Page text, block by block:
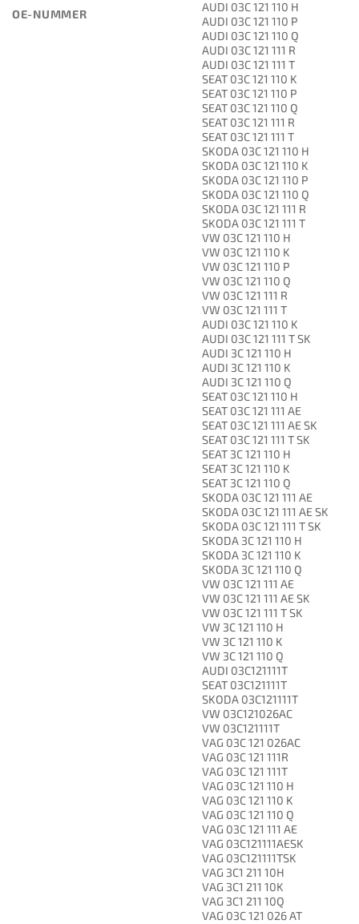
OE-NUMMER
AUDI 03C 121 110 H
AUDI 03C 121 110 P
AUDI 03C 121 110 Q
AUDI 03C 121 111 R
AUDI 03C 121 111 T
SEAT 03C 121 110 K
SEAT 03C 121 110 P
SEAT 03C 121 110 Q
SEAT 03C 121 111 R
SEAT 03C 121 111 T
SKODA 03C 121 110 H
SKODA 03C 121 110 K
SKODA 03C 121 110 P
SKODA 03C 121 110 Q
SKODA 03C 121 111 R
SKODA 03C 121 111 T
VW 03C 121 110 H
VW 03C 121 110 K
VW 03C 121 110 P
VW 03C 121 110 Q
VW 03C 121 111 R
VW 03C 121 111 T
AUDI 03C 121 110 K
AUDI 03C 121 111 T SK
AUDI 3C 121 110 H
AUDI 3C 121 110 K
AUDI 3C 121 110 Q
SEAT 03C 121 110 H
SEAT 03C 121 111 AE
SEAT 03C 121 111 AE SK
SEAT 03C 121 111 T SK
SEAT 3C 121 110 H
SEAT 3C 121 110 K
SEAT 3C 121 110 Q
SKODA 03C 121 111 AE
SKODA 03C 121 111 AE SK
SKODA 03C 121 111 T SK
SKODA 3C 121 110 H
SKODA 3C 121 110 K
SKODA 3C 121 110 Q
VW 03C 121 111 AE
VW 03C 121 111 AE SK
VW 03C 121 111 T SK
VW 3C 121 110 H
VW 3C 121 110 K
VW 3C 121 110 Q
AUDI 03C121111T
SEAT 03C121111T
SKODA 03C121111T
VW 03C121026AC
VW 03C121111T
VAG 03C 121 026AC
VAG 03C 121 111R
VAG 03C 121 111T
VAG 03C 121 110 H
VAG 03C 121 110 K
VAG 03C 121 110 Q
VAG 03C 121 111 AE
VAG 03C121111AESK
VAG 03C121111TSK
VAG 3C1 211 10H
VAG 3C1 211 10K
VAG 3C1 211 10Q
VAG 03C 121 026 AT